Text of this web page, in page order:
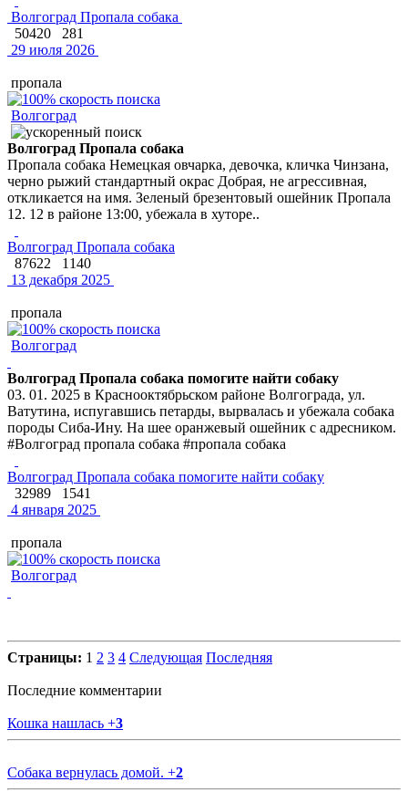
Волгоград Пропала собака
50420
281
29 июля 2026
пропала
Волгоград
Волгоград Пропала собака
Пропала собака Немецкая овчарка, девочка, кличка Чинзана,
черно рыжий стандартный окрас Добрая, не агрессивная,
откликается на имя. Зеленый брезентовый ошейник Пропала
12. 12 в районе 13:00, убежала в хуторе..
Волгоград Пропала собака
87622
1140
13 декабря 2025
пропала
Волгоград
Волгоград Пропала собака помогите найти собаку
03. 01. 2025 в Краснооктябрьском районе Волгограда, ул.
Ватутина, испугавшись петарды, вырвалась и убежала собака
породы Сиба-Ину. На шее оранжевый ошейник с адресником.
#Волгоград пропала собака #пропала собака
Волгоград Пропала собака помогите найти собаку
32989
1541
4 января 2025
пропала
Волгоград
Страницы: 1 2 3 4 Следующая Последняя
Последние комментарии
Кошка нашлась +3
Собака вернулась домой. +2